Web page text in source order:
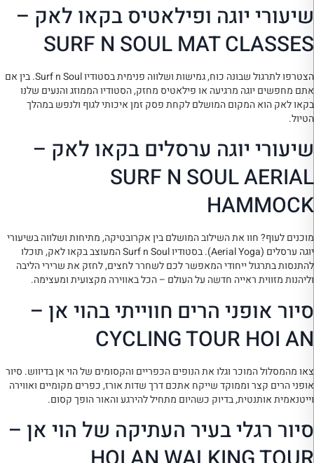
שיעורי יוגה ופילאטיס בקאו לאק –
SURF N SOUL MAT CLASSES
הצטרפו לתרגול שבונה כוח, גמישות ושלווה פנימית בסטודיו Surf n Soul. בין אם
אתם מחפשים יוגה מרגיעה או פילאטיס מחזק, הסטודיו הממוזג והנעים שלנו
בקאו לאק הוא המקום המושלם לקחת פסק זמן איכותי לגוף ולנפש במהלך
הטיול.
שיעורי יוגה ערסלים בקאו לאק –
SURF N SOUL AERIAL
HAMMOCK
מוכנים לעוף? חוו את השילוב המושלם בין אקרובטיקה, מתיחות ושלווה בשיעורי
יוגה ערסלים (Aerial Yoga). בסטודיו Surf n Soul המעוצב בקאו לאק, תוכלו
להתנסות בתרגול ייחודי המאפשר לכם לשחרר לחצים, לחזק את שרירי הליבה
וליהנות מזווית ראייה חדשה על העולם – הכל באווירה מקצועית ומעצימה.
סיור אופני הרים חווייתי בהוי אן –
CYCLING TOUR HOI AN
צאו מהמסלול המוכר וגלו את הנופים הכפריים והקסומים של הוי אן בדיווש. סיור
אופני הרים קצר וממוקד שייקח אתכם דרך שדות אורז, כפרים מקומיים ואווירה
וייטנאמית אותנטית, בדיוק כשהיום מתחיל להירגע והאור הופך קסום.
סיור רגלי בעיר העתיקה של הוי אן –